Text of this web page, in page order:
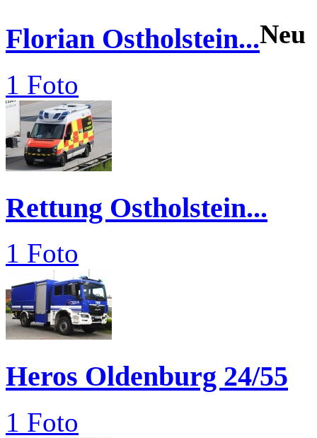
Florian Ostholstein...Neu
1 Foto
Rettung Ostholstein...
1 Foto
Heros Oldenburg 24/55
1 Foto